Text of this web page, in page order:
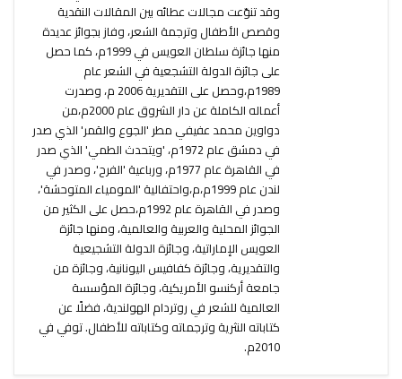
وقد تنوّعت مجالات عطائه بين المقالات النقدية
وقصص الأطفال وترجمة الشعر، وفاز بجوائز عديدة
منها جائزة سلطان العويس في 1999م، كما حصل
على جائزة الدولة التشجعية في الشعر عام
1989م،وحصل على التقديرية 2006 م، وصدرت
أعماله الكاملة عن دار الشروق عام 2000م،من
دواوين محمد عفيفي مطر 'الجوع والقمر' الذي صدر
في دمشق عام 1972م، 'ويتحدث الطمي' الذي صدر
في القاهرة عام 1977م، ورباعية 'الفرح'، وصدر في
لندن عام 1999م،م،واحتفالية 'المومياء المتوحشة'،
وصدر في القاهرة عام 1992م،حصل على الكثير من
الجوائز المحلية والعربية والعالمية، ومنها جائزة
العويس الإماراتية، وجائزة الدولة التشجيعية
والتقديرية، وجائزة كفافيس اليونانية، وجائزة من
جامعة أركنسو الأمريكية، وجائزة المؤسسة
العالمية للشعر في روتردام الهولندية، فضلًا عن
كتاباته النثرية وترجماته وكتاباته للأطفال. توفي في
2010م.